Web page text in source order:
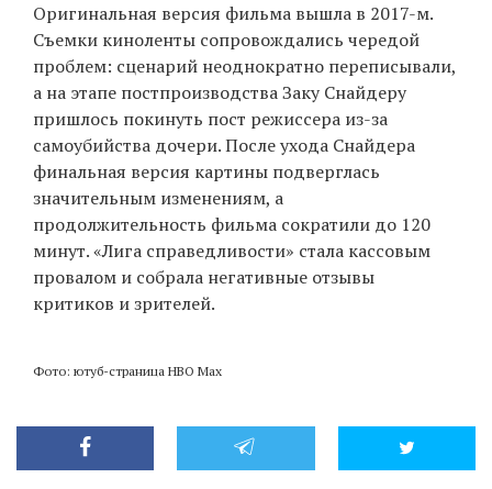
Оригинальная версия фильма вышла в 2017-м.
Съемки киноленты сопровождались чередой
проблем: сценарий неоднократно переписывали,
а на этапе постпроизводства Заку Снайдеру
пришлось покинуть пост режиссера из-за
самоубийства дочери. После ухода Снайдера
финальная версия картины подверглась
значительным изменениям, а
продолжительность фильма сократили до 120
минут. «Лига справедливости» стала кассовым
провалом и собрала негативные отзывы
критиков и зрителей.
Фото: ютуб-страница HBO Max